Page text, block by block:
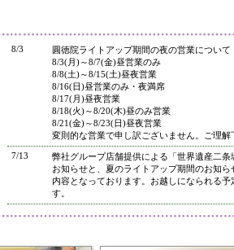
8/3
圓徳院ライトアップ期間の夜の営業について
8/3(月)～8/7(金)昼営業のみ
8/8(土)～8/15(土)昼夜営業
8/16(日)昼営業のみ・夜満席
8/17(月)昼夜営業
8/18(火)～8/20(木)昼のみ営業
8/21(金)～8/23(日)昼夜営業
変則的な営業で申し訳ございません。ご理解
7/13
弊社グループ店舗提供による「世界遺産二
お知らせと、夏のライトアップ期間のお知
内容となっております。お越しになられる
す。
5/8
高台寺・圓徳院 春のライトアップ終了に伴
3/2
京料理いそべ担当・世界遺産二条城での特